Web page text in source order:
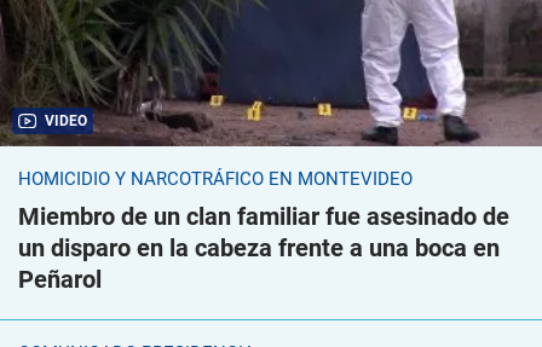
VIDEO
HOMICIDIO Y NARCOTRÁFICO EN MONTEVIDEO
Miembro de un clan familiar fue asesinado de
un disparo en la cabeza frente a una boca en
Peñarol